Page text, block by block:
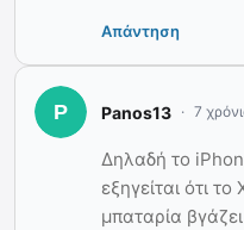
Απάντηση
Panos13 7
Δηλαδή το
εξηγείται ότι
μπαταρία